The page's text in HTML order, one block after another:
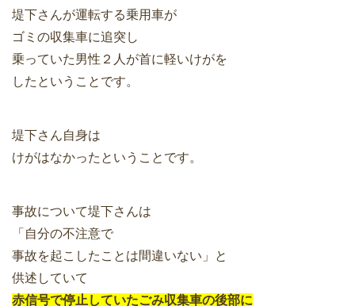
堤下さんが運転する乗用車が
ゴミの収集車に追突し
乗っていた男性２人が首に軽いけがを
したということです。
堤下さん自身は
けがはなかったということです。
事故について堤下さんは
「自分の不注意で
事故を起こしたことは間違いない」と
供述していて
赤信号で停止していたごみ収集車の後部に